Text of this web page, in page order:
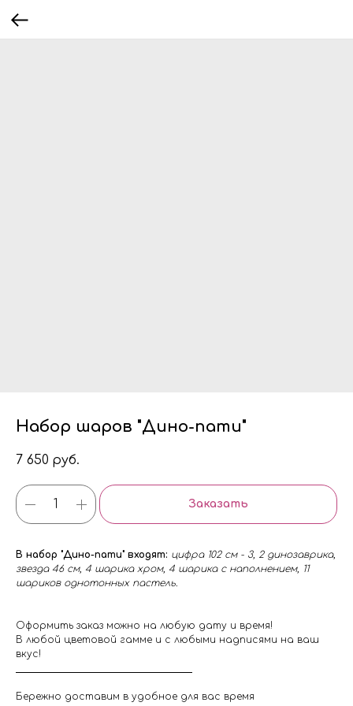
Набор шаров "Дино-пати"
7 650 руб.
Заказать
В набор "Дино-пати" входят: цифра 102 см - 3, 2 динозаврика,
звезда 46 см, 4 шарика хром, 4 шарика с наполнением, 11
шариков однотонных пастель.
Оформить заказ можно на любую дату и время!
В любой цветовой гамме и с любыми надписями на ваш
вкус!
Бережно доставим в удобное для вас время